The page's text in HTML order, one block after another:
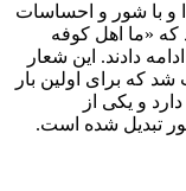
و با شور و احساسات
که «ما اهل کوفه
دادند. این شعار
که برای اولین بار
و یکی از
تبدیل شده است.